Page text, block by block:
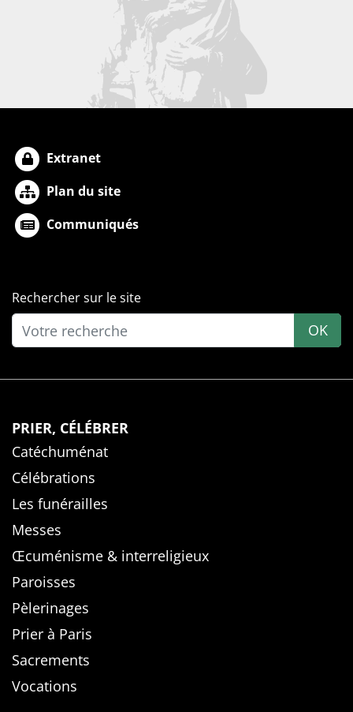
Extranet
Plan du site
Communiqués
Rechercher sur le site
OK
PRIER, CÉLÉBRER
Catéchuménat
Célébrations
Les funérailles
Messes
Œcuménisme & interreligieux
Paroisses
Pèlerinages
Prier à Paris
Sacrements
Vocations